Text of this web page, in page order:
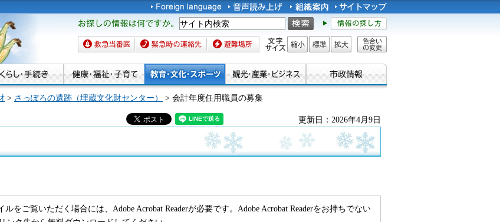
お探しの情報は何です
か。
救急当番医 緊急時の連絡先 避難場所 文字サイズ
縮小 標準 拡大
色合い
> さっぽろの遺跡（埋蔵文化財センター） > 会計年度任用職員の募集
更新日：2026年4月9日
ルをご覧いただく場合には、Adobe Acrobat Readerが必要です。Adobe Acrobat Readerをお持ちでない